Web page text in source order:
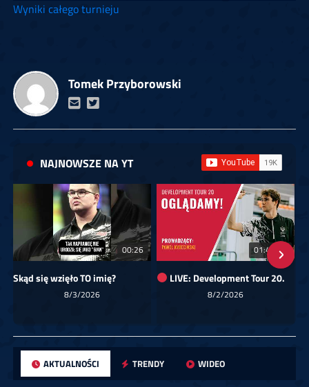
Wyniki całego turnieju
Tomek Przyborowski
NAJNOWSZE NA YT
00:26
Skąd się wzięło TO imię?
8/3/2026
01:40:24
LIVE: Development Tour 20.
8/2/2026
AKTUALNOŚCI TRENDY WIDEO